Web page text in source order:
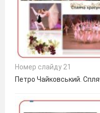
Номер слайду 21
Петро Чайковський.